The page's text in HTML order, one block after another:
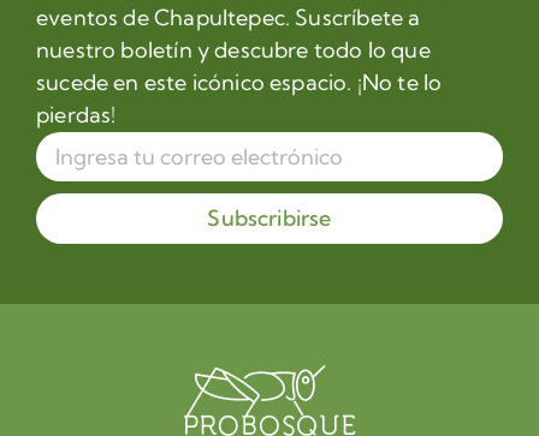
eventos de Chapultepec. Suscríbete a
nuestro boletín y descubre todo lo que
sucede en este icónico espacio. ¡No te lo
pierdas!
Subscribirse